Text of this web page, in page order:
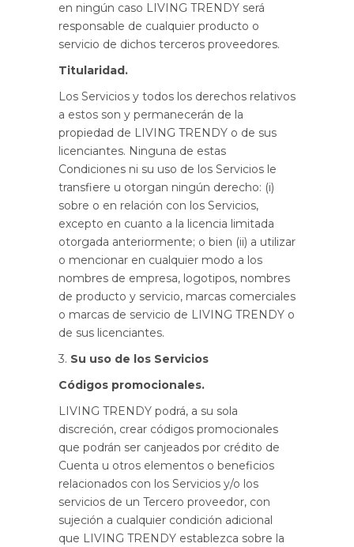
en ningún caso LIVING TRENDY será
responsable de cualquier producto o
servicio de dichos terceros proveedores.
Titularidad.
Los Servicios y todos los derechos relativos
a estos son y permanecerán de la
propiedad de LIVING TRENDY o de sus
licenciantes. Ninguna de estas
Condiciones ni su uso de los Servicios le
transfiere u otorgan ningún derecho: (i)
sobre o en relación con los Servicios,
excepto en cuanto a la licencia limitada
otorgada anteriormente; o bien (ii) a utilizar
o mencionar en cualquier modo a los
nombres de empresa, logotipos, nombres
de producto y servicio, marcas comerciales
o marcas de servicio de LIVING TRENDY o
de sus licenciantes.
3. Su uso de los Servicios
Códigos promocionales.
LIVING TRENDY podrá, a su sola
discreción, crear códigos promocionales
que podrán ser canjeados por crédito de
Cuenta u otros elementos o beneficios
relacionados con los Servicios y/o los
servicios de un Tercero proveedor, con
sujeción a cualquier condición adicional
que LIVING TRENDY establezca sobre la